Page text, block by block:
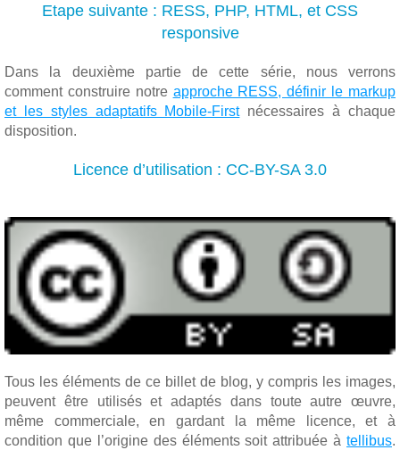
Etape suivante : RESS, PHP, HTML, et CSS
responsive
Dans la deuxième partie de cette série, nous verrons
comment construire notre approche RESS, définir le markup
et les styles adaptatifs Mobile-Firstnécessaires à chaque
disposition.
Licence d’utilisation : CC-BY-SA 3.0
Tous les éléments de ce billet de blog, y compris les images,
peuvent être utilisés et adaptés dans toute autre œuvre,
même commerciale, en gardant la même licence, et à
condition que l’origine des éléments soit attribuée à tellibus.